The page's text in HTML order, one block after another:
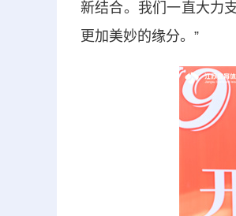
新结合。我们一直大力
更加美妙的缘分。”